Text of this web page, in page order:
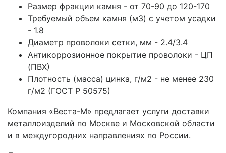
Размер фракции камня - от 70-90 до 120-170
Требуемый объем камня (м3) с учетом усадки
- 1.8
Диаметр проволоки сетки, мм - 2.4/3.4
Антикоррозионное покрытие проволоки - ЦП
(ПВХ)
Плотность (масса) цинка, г/м2 - не менее 230
г/м2 (ГОСТ Р 50575)
Компания «Веста-М» предлагает услуги доставки
металлоизделий по Москве и Московской области
и в междугородних направлениях по России.